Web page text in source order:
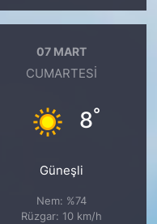
07 MART
CUMARTESI
8°
Güneşli
Nem: %74
Rüzgar: 10 km/h